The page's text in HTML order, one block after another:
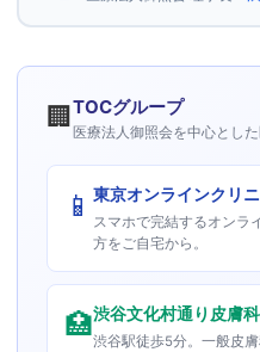
🏢 TOCグループ
医療法人御照会を中心とし
📱 東京オンラインクリ
スマホで完結するオンラ
方をご自宅から。
🏥渋谷文化村通り皮膚科
渋谷駅徒歩5分。一般皮